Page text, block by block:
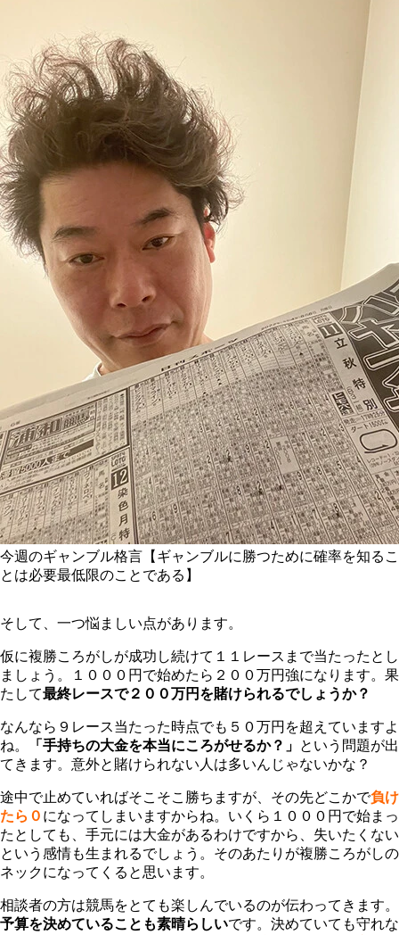
今週のギャンブル格言【ギャンブルに勝つために確率を知るこ
とは必要最低限のことである】
そして、一つ悩ましい点があります。
仮に複勝ころがしが成功し続けて１１レースまで当たったとし
ましょう。１０００円で始めたら２００万円強になります。果
たして最終レースで２００万円を賭けられるでしょうか？
なんなら９レース当たった時点でも５０万円を超えていますよ
ね。
「手持ちの大金を本当にころがせるか？」 という問題が出
てきます。意外と賭けられない人は多いんじゃないかな？
途中で止めていればそこそこ勝ちますが、その先どこかで負け
たら０ になってしまいますからね。いくら１０００円で始まっ
たとしても、手元には大金があるわけですから、失いたくない
という感情も生まれるでしょう。そのあたりが複勝ころがしの
ネックになってくると思います。
相談者の方は競馬をとても楽しんでいるのが伝わってきます。
予算を決めていることも素晴らしいです。決めていても守れな